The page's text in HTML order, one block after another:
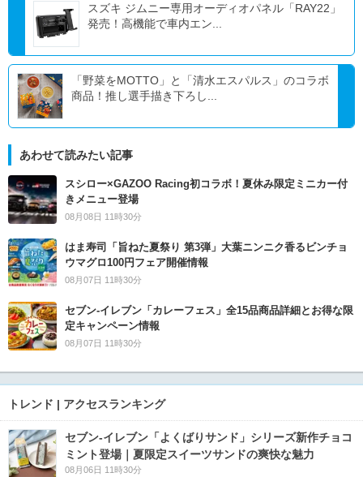
スズキ ジムニー専用オーディオパネル「RAY22」
発売！高機能で車内エン...
「野菜をMOTTO」と「清水エスパルス」のコラボ
商品！推し選手描き下ろし...
あわせて読みたい記事
スシロー×GAZOO Racing初コラボ！夏休み限定ミニカー付
きメニュー登場
08月08日 11時30分
はま寿司「旨ねた夏祭り 第3弾」大葉ニンニク香るビンチョ
ウマグロ100円フェア開催情報
08月07日 11時30分
セブン‐イレブン「カレーフェス」全15品商品詳細とお得な限
定キャンペーン情報
08月07日 11時30分
トレンド | アクセスランキング
セブン‐イレブン「よくばりサンド」シリーズ新作チョコ
ミント登場｜夏限定スイーツサンドの爽快な魅力
08月06日 11時30分